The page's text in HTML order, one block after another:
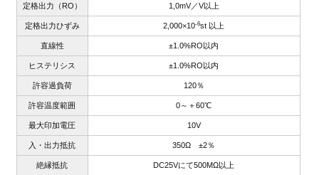
定格出力（RO） 1,0mV／V以上
定格出力ひずみ 2,000×10-6st 以上
直線性 ±1.0%RO以内
ヒステリシス ±1.0%RO以内
許容過負荷 120％
許容温度範囲 0～＋60℃
最大印加電圧 10V
入・出力抵抗 350Ω ±2％
絶縁抵抗 DC25Vにて500MΩ以上